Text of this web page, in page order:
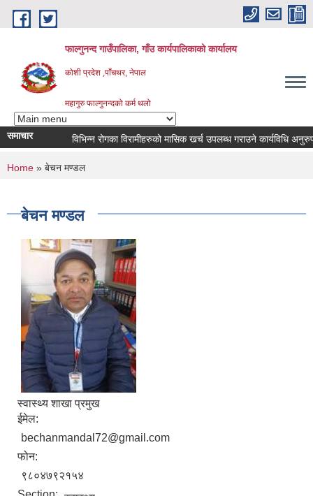
Skip to main content
फाल्गुनन्द गाउँपालिका, गाँउ कार्यपालिकाको कार्यालय
कोशी प्रदेश ,पाँचथर, नेपाल
महागुरु फाल्गुनन्दको कर्म थलो
समाचार विभिन्न रोगका विरामीहरुको मासिक खर्च उपलब्ध गराउने कार्यविधि अनुरुप
You are here
Home » बेचन मण्डल
बेचन मण्डल
स्वास्थ्य शाखा प्रमुख
ईमेल:
bechanmandal72@gmail.com
फोन:
९८०४७९२१५४